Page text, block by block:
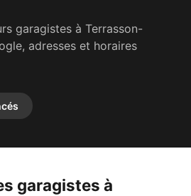
garagistes à Terrasson-
adresses et horaires
garagistes à